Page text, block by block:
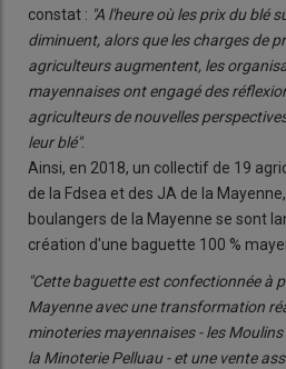
constat : "A l'heure où les prix du blé
diminuent, alors que les charges de
agriculteurs augmentent, les
mayennaises ont engagé des
agriculteurs de nouvelles
leur blé".
Ainsi, en 2018, un collectif de 19
de la Fdsea et des JA de la
boulangers de la Mayenne se sont
création d'une baguette 100 %
"Cette baguette est confectionnée à
Mayenne avec une transformation
minoteries mayennaises - les
la Minoterie Pelluau - et une vente